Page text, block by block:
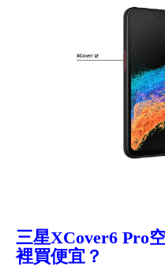
三星XCover6 Pro
裡買便宜？